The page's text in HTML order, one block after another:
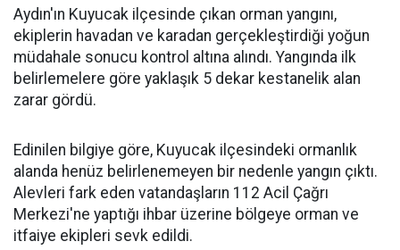
Aydın'ın Kuyucak ilçesinde çıkan orman yangını,
ekiplerin havadan ve karadan gerçekleştirdiği yoğun
müdahale sonucu kontrol altına alındı. Yangında ilk
belirlemelere göre yaklaşık 5 dekar kestanelik alan
zarar gördü.
Edinilen bilgiye göre, Kuyucak ilçesindeki ormanlık
alanda henüz belirlenemeyen bir nedenle yangın çıktı.
Alevleri fark eden vatandaşların 112 Acil Çağrı
Merkezi'ne yaptığı ihbar üzerine bölgeye orman ve
itfaiye ekipleri sevk edildi.